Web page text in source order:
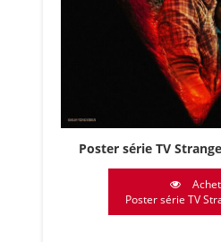
Poster série TV
Poster série TV